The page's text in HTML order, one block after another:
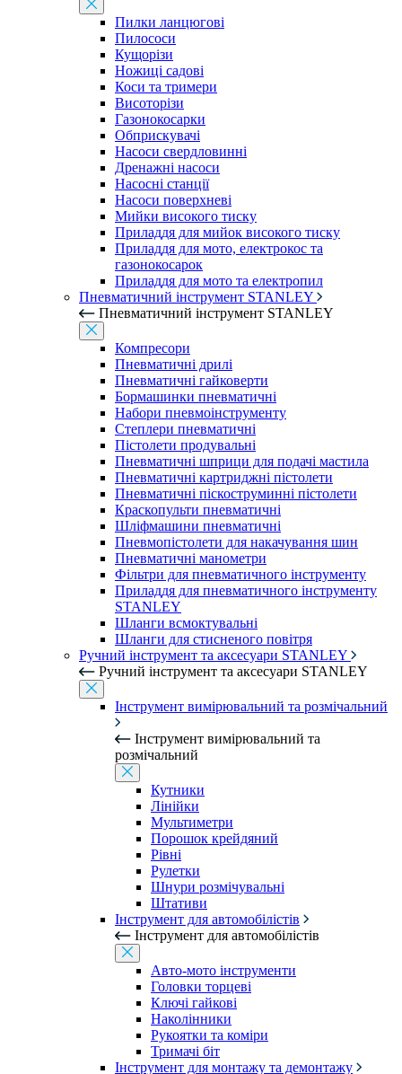
Пилки ланцюгові
Пилососи
Кущорізи
Ножиці садові
Коси та тримери
Висоторізи
Газонокосарки
Обприскувачі
Насоси свердловинні
Дренажні насоси
Насосні станції
Насоси поверхневі
Мийки високого тиску
Приладдя для мийок високого тиску
Приладдя для мото, електрокос та
газонокосарок
Приладдя для мото та електропил
Пневматичний інструмент STANLEY
Пневматичний інструмент STANLEY
Компресори
Пневматичні дрилі
Пневматичні гайковерти
Бормашинки пневматичні
Набори пневмоінструменту
Степлери пневматичні
Пістолети продувальні
Пневматичні шприци для подачі мастила
Пневматичні картриджні пістолети
Пневматичні піскоструминні пістолети
Краскопульти пневматичні
Шліфмашини пневматичні
Пневмопістолети для накачування шин
Пневматичні манометри
Фільтри для пневматичного інструменту
Приладдя для пневматичного інструменту
STANLEY
Шланги всмоктувальні
Шланги для стисненого повітря
Ручний інструмент та аксесуари STANLEY
Ручний інструмент та аксесуари STANLEY
Інструмент вимірювальний та розмічальний
Інструмент вимірювальний та
розмічальний
Кутники
Лінійки
Мультиметри
Порошок крейдяний
Рівні
Рулетки
Шнури розмічувальні
Штативи
Інструмент для автомобілістів
Інструмент для автомобілістів
Авто-мото інструменти
Головки торцеві
Ключі гайкові
Наколінники
Рукоятки та коміри
Тримачі біт
Інструмент для монтажу та демонтажу